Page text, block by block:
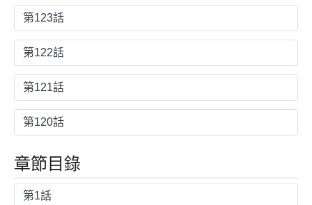
第123話
第122話
第121話
第120話
章節目錄
第1話